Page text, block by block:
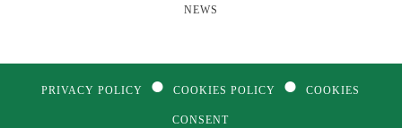
NEWS
PRIVACY POLICY ●COOKIES POLICY ●COOKIES
CONSENT